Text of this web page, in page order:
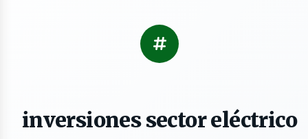
inversiones sector eléctrico